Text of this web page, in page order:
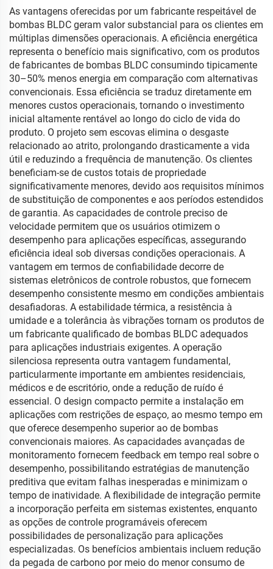
As vantagens oferecidas por um fabricante respeitável de
bombas BLDC geram valor substancial para os clientes em
múltiplas dimensões operacionais. A eficiência energética
representa o benefício mais significativo, com os produtos
de fabricantes de bombas BLDC consumindo tipicamente
30–50% menos energia em comparação com alternativas
convencionais. Essa eficiência se traduz diretamente em
menores custos operacionais, tornando o investimento
inicial altamente rentável ao longo do ciclo de vida do
produto. O projeto sem escovas elimina o desgaste
relacionado ao atrito, prolongando drasticamente a vida
útil e reduzindo a frequência de manutenção. Os clientes
beneficiam-se de custos totais de propriedade
significativamente menores, devido aos requisitos mínimos
de substituição de componentes e aos períodos estendidos
de garantia. As capacidades de controle preciso de
velocidade permitem que os usuários otimizem o
desempenho para aplicações específicas, assegurando
eficiência ideal sob diversas condições operacionais. A
vantagem em termos de confiabilidade decorre de
sistemas eletrônicos de controle robustos, que fornecem
desempenho consistente mesmo em condições ambientais
desafiadoras. A estabilidade térmica, a resistência à
umidade e a tolerância às vibrações tornam os produtos de
um fabricante qualificado de bombas BLDC adequados
para aplicações industriais exigentes. A operação
silenciosa representa outra vantagem fundamental,
particularmente importante em ambientes residenciais,
médicos e de escritório, onde a redução de ruído é
essencial. O design compacto permite a instalação em
aplicações com restrições de espaço, ao mesmo tempo em
que oferece desempenho superior ao de bombas
convencionais maiores. As capacidades avançadas de
monitoramento fornecem feedback em tempo real sobre o
desempenho, possibilitando estratégias de manutenção
preditiva que evitam falhas inesperadas e minimizam o
tempo de inatividade. A flexibilidade de integração permite
a incorporação perfeita em sistemas existentes, enquanto
as opções de controle programáveis oferecem
possibilidades de personalização para aplicações
especializadas. Os benefícios ambientais incluem redução
da pegada de carbono por meio do menor consumo de